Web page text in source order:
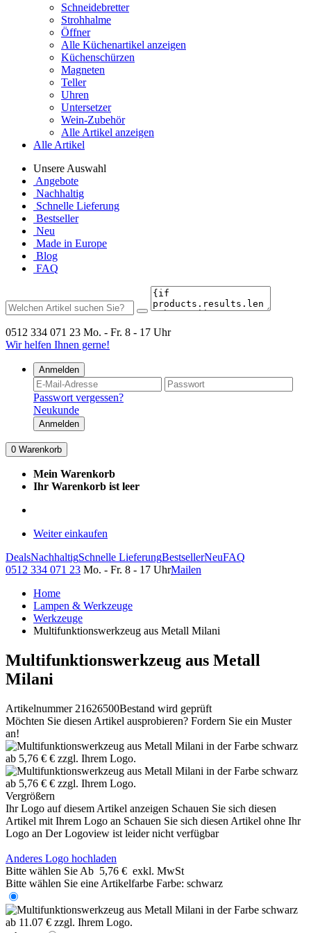
Schneidebretter
Strohhalme
Öffner
Alle Küchenartikel anzeigen
Küchenschürzen
Magneten
Teller
Uhren
Untersetzer
Wein-Zubehör
Alle Artikel anzeigen
Alle Artikel
Unsere Auswahl
Angebote
Nachhaltig
Schnelle Lieferung
Bestseller
Neu
Made in Europe
Blog
FAQ
0512 334 071 23 Mo. - Fr. 8 - 17 Uhr
Wir helfen Ihnen gerne!
Anmelden
Passwort vergessen?
Neukunde
Anmelden
0 Warenkorb
Mein Warenkorb
Ihr Warenkorb ist leer
Weiter einkaufen
DealsNachhaltigSchnelle LieferungBestsellerNeuFAQ
0512 334 071 23 Mo. - Fr. 8 - 17 UhrMailen
Home
Lampen & Werkzeuge
Werkzeuge
Multifunktionswerkzeug aus Metall Milani
Multifunktionswerkzeug aus Metall
Milani
Artikelnummer 21626500Bestand wird geprüft
Möchten Sie diesen Artikel ausprobieren? Fordern Sie ein Muster
an!
Vergrößern
Ihr Logo auf diesem Artikel anzeigen Schauen Sie sich diesen
Artikel mit Ihrem Logo an Schauen Sie sich diesen Artikel ohne Ihr
Logo an Der Logoview ist leider nicht verfügbar
Anderes Logo hochladen
Bitte wählen Sie Ab 5,76 € exkl. MwSt
Bitte wählen Sie eine Artikelfarbe Farbe: schwarz